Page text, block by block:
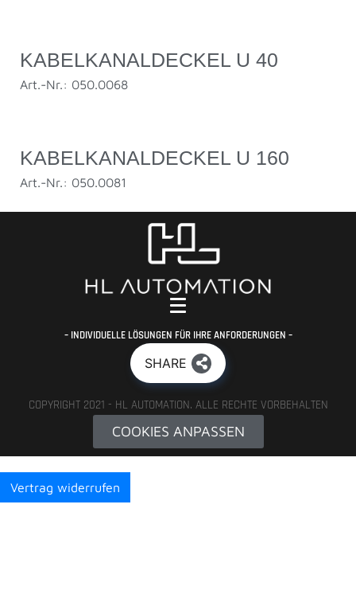
KABELKANALDECKEL U 40
Art.-Nr.: 050.0068
KABELKANALDECKEL U 160
Art.-Nr.: 050.0081
– INDIVIDUELLE LÖSUNGEN FÜR IHRE ANFORDERUNGEN –
SHARE
COPYRIGHT 2021 - HL AUTOMATION. ALLE RECHTE VORBEHALTEN
COOKIES ANPASSEN
Vertrag widerrufen